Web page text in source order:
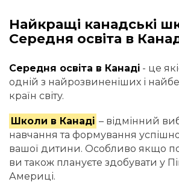
Найкращі канадські
Середня освіта в
Середня освіта в Канаді - це
одній з найрозвиненіших і
країн світу.
Школи в Канаді – відмінний
навчання та формування
вашої дитини. Особливо якщо
ви також плануєте здобувати у
Америці.